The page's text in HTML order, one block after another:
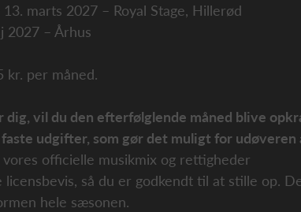
13. marts 2027 – Royal Stage, Hillerød
2027 – Århus
kr. per måned.
dig, vil du den efterfølglende måned blive
udgifter, som gør det muligt for
officielle musikmix og rettigheder
licensbevis, så du er godkendt til at stille op.
hele sæsonen.